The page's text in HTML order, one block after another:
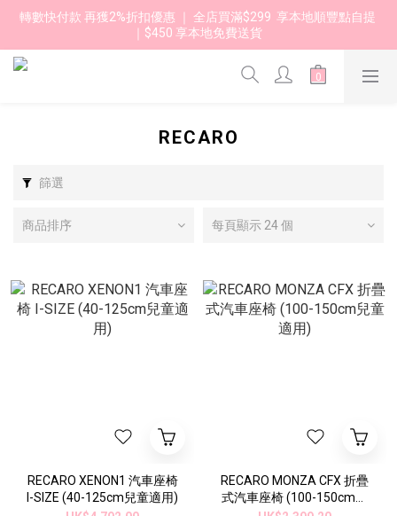
轉數快付款 再獲2%折扣優惠 ｜ 全店買滿$299  享本地順豐點自提
｜$450 享本地免費送貨
RECARO
篩選
商品排序 每頁顯示 24 個
RECARO XENON1 汽車座椅
I-SIZE (40-125cm兒童適用)
RECARO MONZA CFX 折疊
式汽車座椅 (100-150cm兒